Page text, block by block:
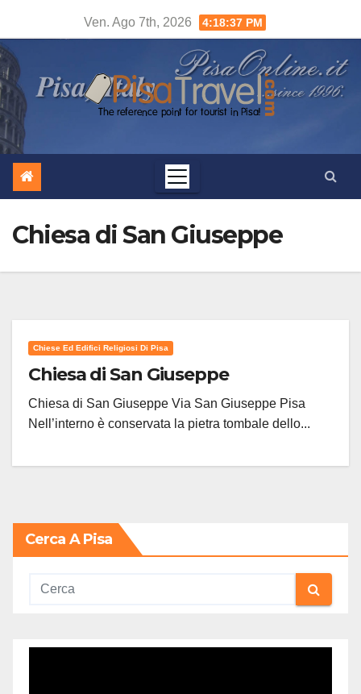
contenuto
Ven. Ago 7th, 2026 4:18:38 PM
Chiesa di San Giuseppe
Chiese Ed Edifici Religiosi Di Pisa
Chiesa di San Giuseppe
Chiesa di San Giuseppe Via San Giuseppe Pisa
Nell’interno è conservata la pietra tombale dello...
Cerca A Pisa